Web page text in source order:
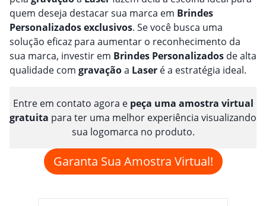
quem deseja destacar sua marca em Brindes
Personalizadosexclusivos. Se você busca uma
solução eficaz para aumentar o reconhecimento da
sua marca, investir em Brindes Personalizados de alta
qualidade com gravaçãoa Laser é a estratégia ideal.
Entre em contato agora e peça uma amostra virtual
gratuita para ter uma melhor experiência visualizando
sua logomarca no produto.
Garanta Sua Amostra Virtual!